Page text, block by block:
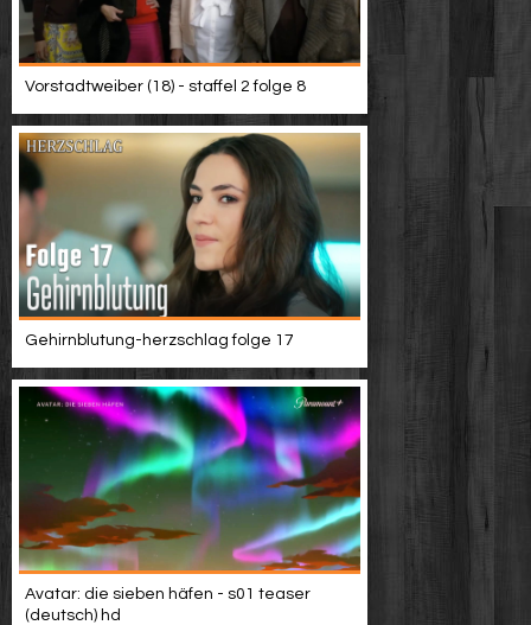
Vorstadtweiber (18) - staffel 2 folge 8
Gehirnblutung-herzschlag folge 17
Avatar: die sieben häfen - s01 teaser
(deutsch) hd